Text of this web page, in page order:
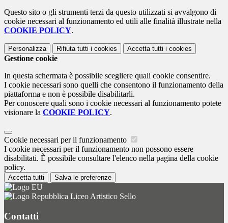
Questo sito o gli strumenti terzi da questo utilizzati si avvalgono di
cookie necessari al funzionamento ed utili alle finalità illustrate nella
COOKIE POLICY.
Personalizza Rifiuta tutti i cookies Accetta tutti i cookies
Gestione cookie
In questa schermata è possibile scegliere quali cookie consentire.
I cookie necessari sono quelli che consentono il funzionamento della
piattaforma e non è possibile disabilitarli.
Per conoscere quali sono i cookie necessari al funzionamento potete
visionare la COOKIE POLICY.
Cookie necessari per il funzionamento
I cookie necessari per il funzionamento non possono essere
disabilitati. È possibile consultare l'elenco nella pagina della cookie
policy.
Accetta tutti Salva le preferenze
Liceo Artistico Sello
Contatti